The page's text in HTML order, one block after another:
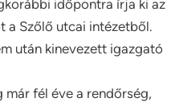
időpontra írja ki az
a Szőlő utcai intézetből.
után kinevezett igazgató
fél éve a rendőrség,